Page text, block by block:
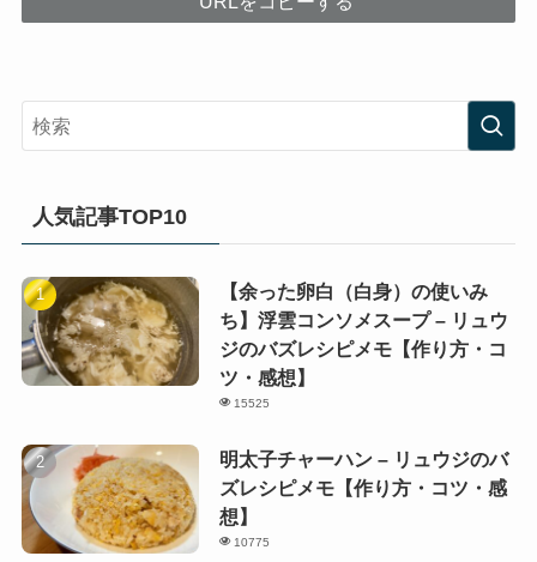
人気記事TOP10
【余った卵白（白身）の使いみ
ち】浮雲コンソメスープ – リュウ
ジのバズレシピメモ【作り方・コ
ツ・感想】
15525
明太子チャーハン – リュウジのバ
ズレシピメモ【作り方・コツ・感
想】
10775